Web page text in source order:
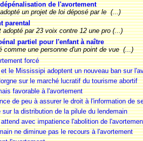
de l'avortement
un projet de loi déposé par le (...)
parental
par 23 voix contre 12 une pro (...)
partiel pour l'enfant à naître
comme une personne d'un point de vue (...)
forcé
le Mississipi adoptent un nouveau ban sur
sur le marché lucratif du tourisme abortif
favorable à l'avortement
de peu à assurer le droit à l'information de
la distribution de la pilule du lendemain
avec impatience l'abolition de
ne diminue pas le recours à l'avortement